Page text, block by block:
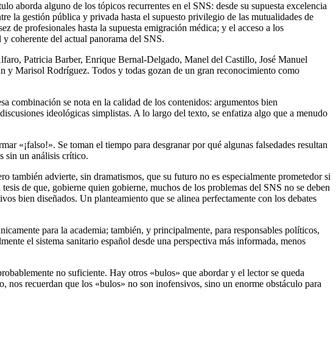
aborda alguno de los tópicos recurrentes en el SNS: desde su supuesta excelencia
la gestión pública y privada hasta el supuesto privilegio de las mutualidades de
de profesionales hasta la supuesta emigración médica; y el acceso a los
coherente del actual panorama del SNS.
Patricia Barber, Enrique Bernal-Delgado, Manel del Castillo, José Manuel
y Marisol Rodríguez. Todos y todas gozan de un gran reconocimiento como
combinación se nota en la calidad de los contenidos: argumentos bien
ideológicas simplistas. A lo largo del texto, se enfatiza algo que a menudo
«¡falso!». Se toman el tiempo para desgranar por qué algunas falsedades resultan
sin un análisis crítico.
también advierte, sin dramatismos, que su futuro no es especialmente prometedor si
de que, gobierne quien gobierne, muchos de los problemas del SNS no se deben
bien diseñados. Un planteamiento que se alinea perfectamente con los debates
para la academia; también, y principalmente, para responsables políticos,
el sistema sanitario español desde una perspectiva más informada, menos
no suficiente. Hay otros «bulos» que abordar y el lector se queda
nos recuerdan que los «bulos» no son inofensivos, sino un enorme obstáculo para